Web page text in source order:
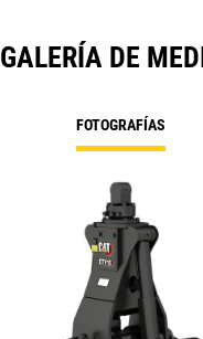
GALERÍA DE
FOTOGRAFÍAS